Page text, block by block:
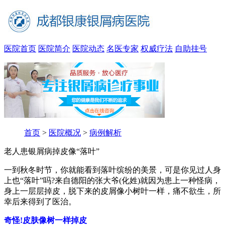
医院首页 医院简介 医院动态 名医专家 权威疗法 自助挂号
首页 > 医院概况 > 病例解析
老人患银屑病掉皮像“落叶”
一到秋冬时节，你就能看到落叶缤纷的美景，可是你见过人身
上也“落叶”吗?来自德阳的张大爷(化姓)就因为患上一种怪病，
身上一层层掉皮，脱下来的皮屑像小树叶一样，痛不欲生，所
幸后来得到了医治。
奇怪!皮肤像树一样掉皮